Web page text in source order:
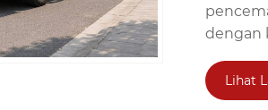
dengan
Lihat